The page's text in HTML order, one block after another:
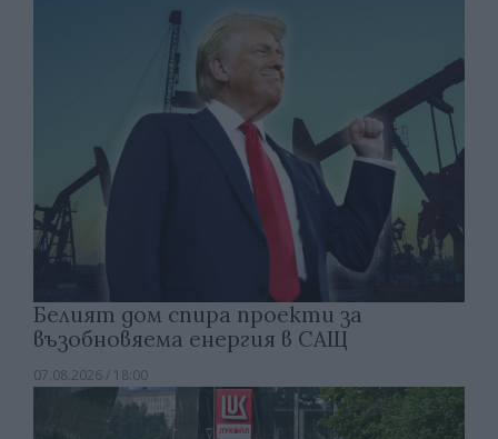
Белият дом спира проекти за
възобновяема енергия в САЩ
07.08.2026 / 18:00